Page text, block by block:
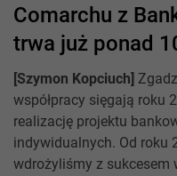
Comarchu z
trwa już ponad
[Szymon Kopciuch]
współpracy sięgają roku
realizację projektu
indywidualnych. Od roku
wdrożyliśmy z sukcesem